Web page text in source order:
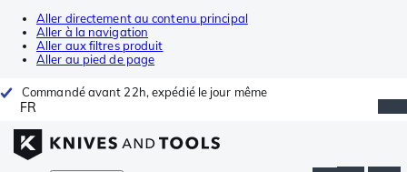
Aller directement au contenu principal
Aller à la navigation
Aller aux filtres produit
Aller au pied de page
Commandé avant 22h, expédié le jour même
FR